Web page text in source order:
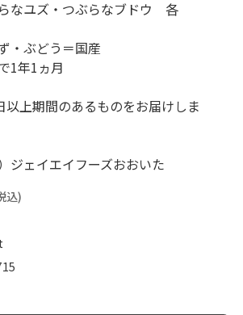
なユズ・つぶらなブドウ 各
・ぶどう＝国産
1年1ヵ月
上期間のあるものをお届けしま
ジェイエイフーズおおいた
込)